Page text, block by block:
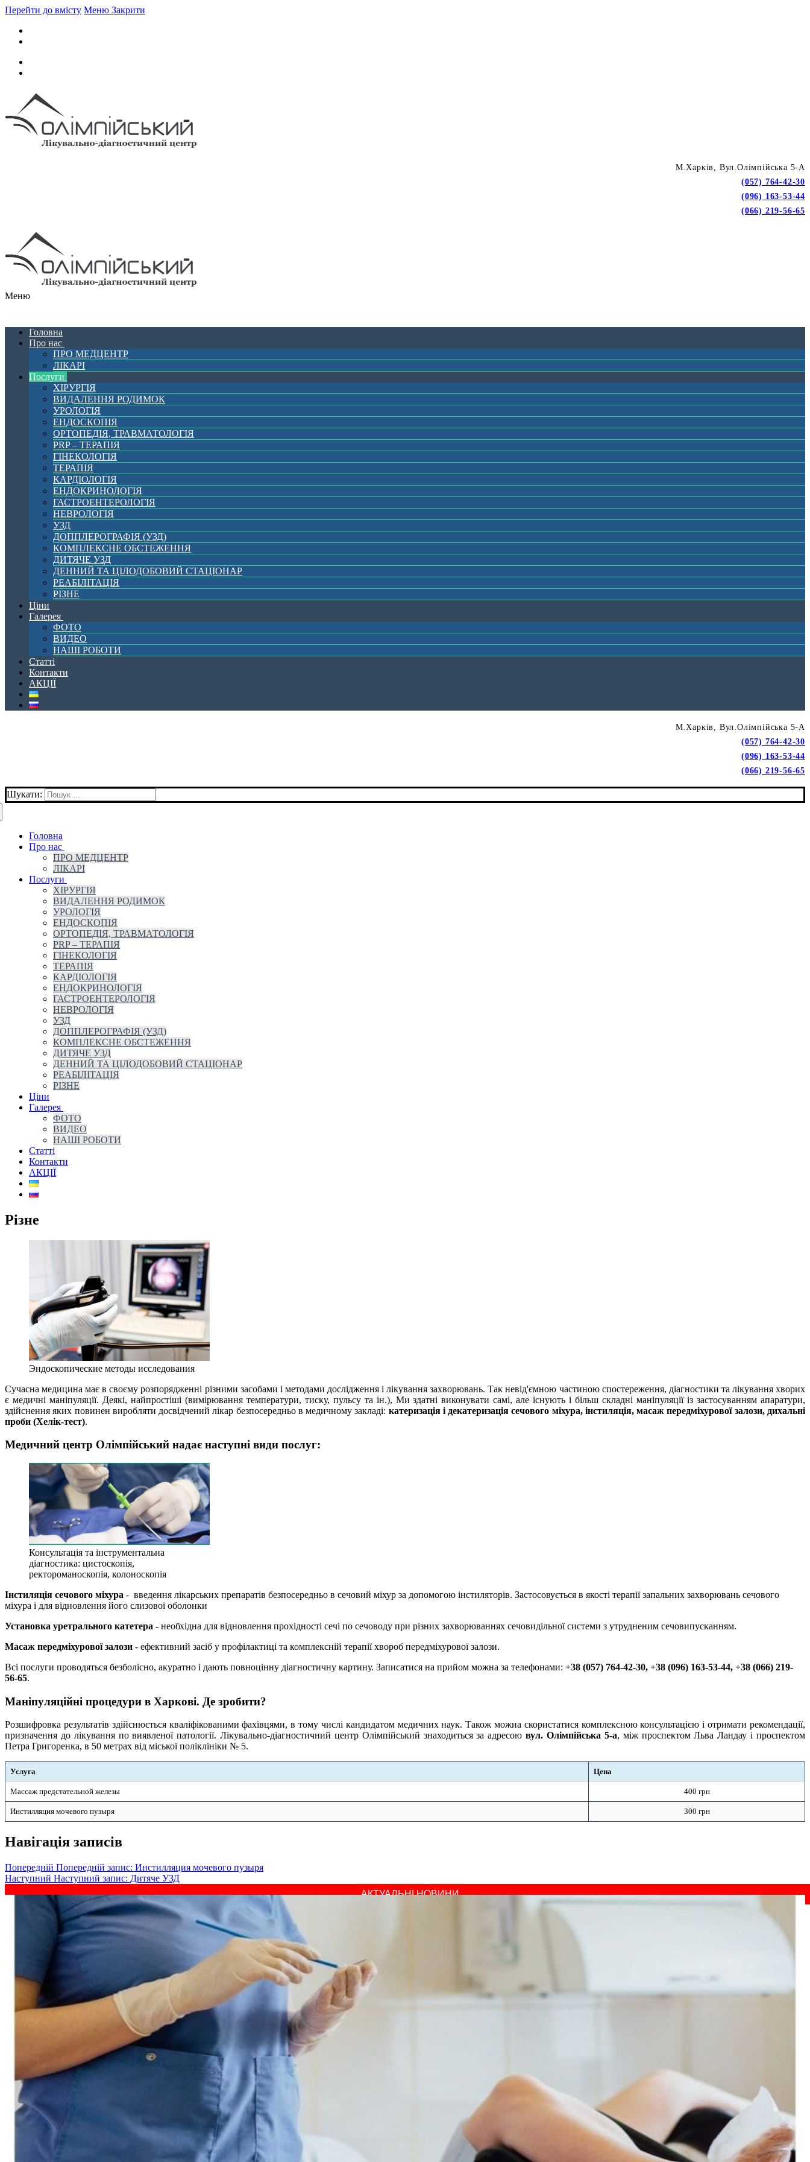
Перейти до вмісту Меню Закрити
М.Харків, Вул.Олімпійська 5-А
(057) 764-42-30
(096) 163-53-44
(066) 219-56-65
Меню
Головна
Про нас
ПРО МЕДЦЕНТР
ЛІКАРІ
Послуги
ХІРУРГІЯ
ВИДАЛЕННЯ РОДИМОК
УРОЛОГІЯ
ЕНДОСКОПІЯ
ОРТОПЕДІЯ, ТРАВМАТОЛОГІЯ
PRP – ТЕРАПІЯ
ГІНЕКОЛОГІЯ
ТЕРАПІЯ
КАРДІОЛОГІЯ
ЕНДОКРИНОЛОГІЯ
ГАСТРОЕНТЕРОЛОГІЯ
НЕВРОЛОГІЯ
УЗД
ДОППЛЕРОГРАФІЯ (УЗД)
КОМПЛЕКСНЕ ОБСТЕЖЕННЯ
ДИТЯЧЕ УЗД
ДЕННИЙ ТА ЦІЛОДОБОВИЙ СТАЦІОНАР
РЕАБІЛІТАЦІЯ
РІЗНЕ
Ціни
Галерея
ФОТО
ВИДЕО
НАШІ РОБОТИ
Статті
Контакти
АКЦІЇ
М.Харків, Вул.Олімпійська 5-А
(057) 764-42-30
(096) 163-53-44
(066) 219-56-65
Шукати:
Головна
Про нас
ПРО МЕДЦЕНТР
ЛІКАРІ
Послуги
ХІРУРГІЯ
ВИДАЛЕННЯ РОДИМОК
УРОЛОГІЯ
ЕНДОСКОПІЯ
ОРТОПЕДІЯ, ТРАВМАТОЛОГІЯ
PRP – ТЕРАПІЯ
ГІНЕКОЛОГІЯ
ТЕРАПІЯ
КАРДІОЛОГІЯ
ЕНДОКРИНОЛОГІЯ
ГАСТРОЕНТЕРОЛОГІЯ
НЕВРОЛОГІЯ
УЗД
ДОППЛЕРОГРАФІЯ (УЗД)
КОМПЛЕКСНЕ ОБСТЕЖЕННЯ
ДИТЯЧЕ УЗД
ДЕННИЙ ТА ЦІЛОДОБОВИЙ СТАЦІОНАР
РЕАБІЛІТАЦІЯ
РІЗНЕ
Ціни
Галерея
ФОТО
ВИДЕО
НАШІ РОБОТИ
Статті
Контакти
АКЦІЇ
Різне
Эндоскопические методы исследования
Сучасна медицина має в своєму розпорядженні різними засобами і методами дослідження і лікування захворювань. Так невід'ємною частиною спостереження, діагностики та лікування хворих
є медичні маніпуляції. Деякі, найпростіші (вимірювання температури, тиску, пульсу та ін.), Ми здатні виконувати самі, але існують і більш складні маніпуляції із застосуванням апаратури,
здійснення яких повинен виробляти досвідчений лікар безпосередньо в медичному закладі: катеризація і декатеризація сечового міхура, інстиляція, масаж передміхурової залози, дихальні
проби (Хелік-тест).
Медичний центр Олімпійський надає наступні види послуг:
Консультація та інструментальна
діагностика: цистоскопія,
ректороманоскопія, колоноскопія
Інстиляція сечового міхура - введення лікарських препаратів безпосередньо в сечовий міхур за допомогою інстиляторів. Застосовується в якості терапії запальних захворювань сечового
міхура і для відновлення його слизової оболонки
Установка уретрального катетера - необхідна для відновлення прохідності сечі по сечоводу при різних захворюваннях сечовидільної системи з утрудненим сечовипусканням.
Масаж передміхурової залози - ефективний засіб у профілактиці та комплексній терапії хвороб передміхурової залози.
Всі послуги проводяться безболісно, акуратно і дають повноцінну діагностичну картину. Записатися на прийом можна за телефонами: +38 (057) 764-42-30, +38 (096) 163-53-44, +38 (066) 219-
56-65.
Маніпуляційні процедури в Харкові. Де зробити?
Розшифровка результатів здійснюється кваліфікованими фахівцями, в тому числі кандидатом медичних наук. Також можна скористатися комплексною консультацією і отримати рекомендації,
призначення до лікування по виявленої патології. Лікувально-діагностичний центр Олімпійський знаходиться за адресоювул. Олімпійська 5-а, між проспектом Льва Ландау і проспектом
Петра Григоренка, в 50 метрах від міської поліклініки № 5.
Услуга Цена
Массаж предстательной железы 400 грн
Инстилляция мочевого пузыря 300 грн
Навігація записів
Попередній Попередній запис: Инстилляция мочевого пузыря
Наступний Наступний запис: Дитяче УЗД
АКТУАЛЬНІ НОВИНИ